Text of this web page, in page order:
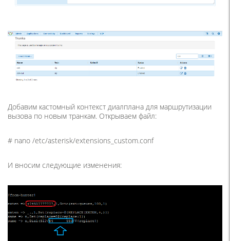
Добавим кастомный контекст диалплана для маршрутизации
вызова по новым транкам. Открываем файл:
# nano /etc/asterisk/extensions_custom.conf
И вносим следующие изменения: